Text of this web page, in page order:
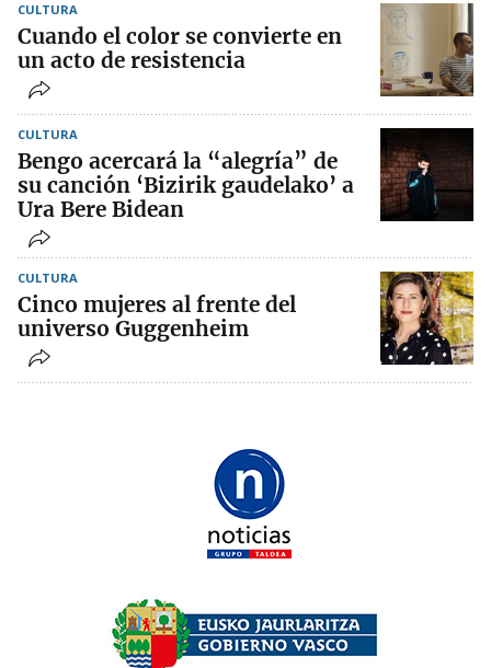
CULTURA
Cuando el color se convierte en
un acto de resistencia
CULTURA
Bengo acercará la “alegría” de
su canción ‘Bizirik gaudelako’ a
Ura Bere Bidean
CULTURA
Cinco mujeres al frente del
universo Guggenheim